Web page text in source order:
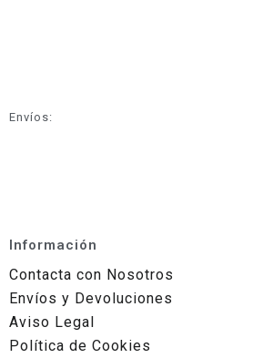
Envíos:
Información
Contacta con Nosotros
Envíos y Devoluciones
Aviso Legal
Política de Cookies